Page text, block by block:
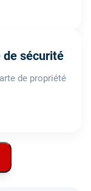
de sécurité
de propriété